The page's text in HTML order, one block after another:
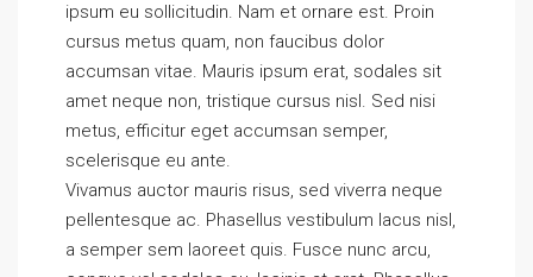
ipsum eu sollicitudin. Nam et ornare est. Proin
cursus metus quam, non faucibus dolor
accumsan vitae. Mauris ipsum erat, sodales sit
amet neque non, tristique cursus nisl. Sed nisi
metus, efficitur eget accumsan semper,
scelerisque eu ante.
Vivamus auctor mauris risus, sed viverra neque
pellentesque ac. Phasellus vestibulum lacus nisl,
a semper sem laoreet quis. Fusce nunc arcu,